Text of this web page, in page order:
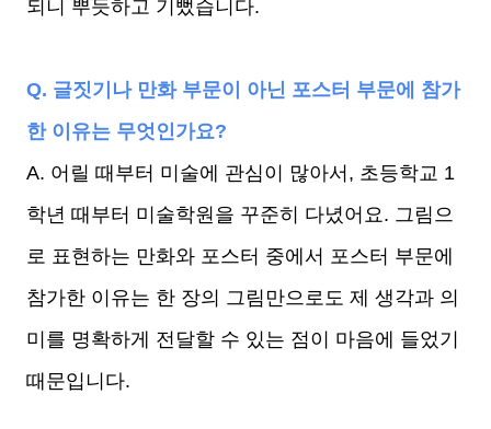
되니 뿌듯하고 기뻤습니다.
Q. 글짓기나 만화 부문이 아닌 포스터 부문에 참가
한 이유는 무엇인가요?
A. 어릴 때부터 미술에 관심이 많아서, 초등학교 1
학년 때부터 미술학원을 꾸준히 다녔어요. 그림으
로 표현하는 만화와 포스터 중에서 포스터 부문에
참가한 이유는 한 장의 그림만으로도 제 생각과 의
미를 명확하게 전달할 수 있는 점이 마음에 들었기
때문입니다.